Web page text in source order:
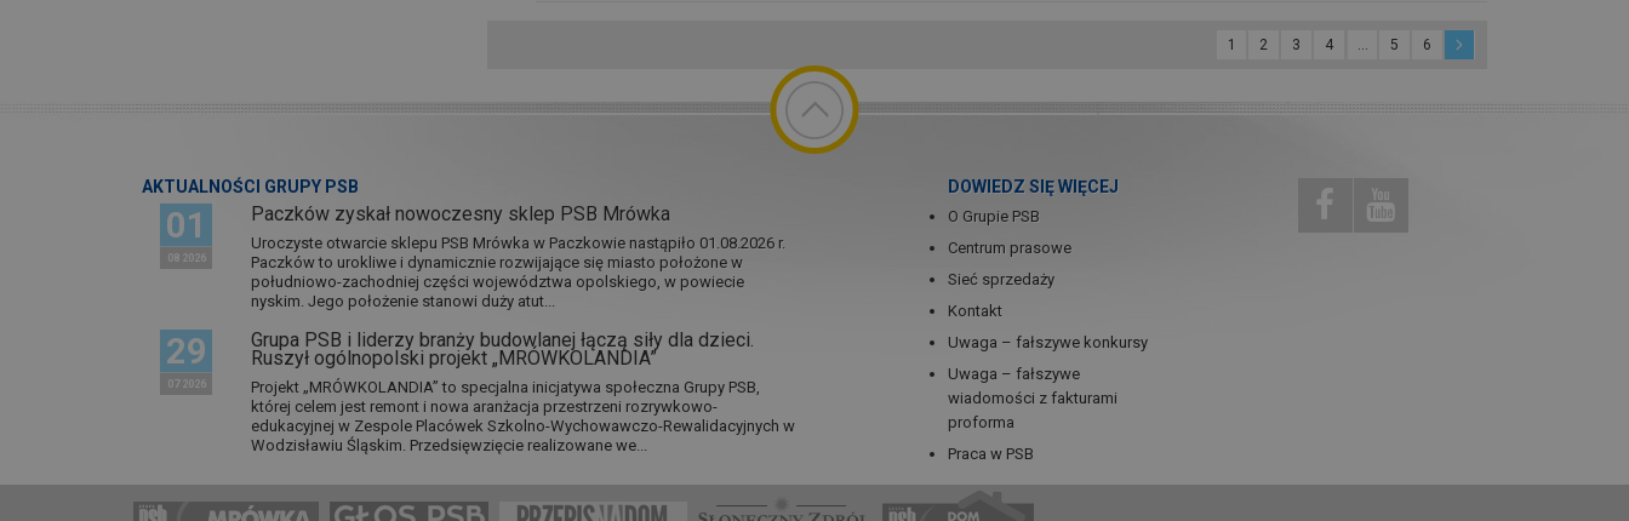
1 2 3 4 ... 5 6
AKTUALNOŚCI GRUPY PSB
01
08 2026
Paczków zyskał nowoczesny sklep PSB Mrówka
Uroczyste otwarcie sklepu PSB Mrówka w Paczkowie nastąpiło 01.08.2026 r.
Paczków to urokliwe i dynamicznie rozwijające się miasto położone w
południowo-zachodniej części województwa opolskiego, w powiecie
nyskim. Jego położenie stanowi duży atut...
29
07 2026
Grupa PSB i liderzy branży budowlanej łączą siły dla dzieci.
Ruszył ogólnopolski projekt „MRÓWKOLANDIA”
Projekt „MRÓWKOLANDIA” to specjalna inicjatywa społeczna Grupy PSB,
której celem jest remont i nowa aranżacja przestrzeni rozrywkowo-
edukacyjnej w Zespole Placówek Szkolno-Wychowawczo-Rewalidacyjnych w
Wodzisławiu Śląskim. Przedsięwzięcie realizowane we...
DOWIEDZ SIĘ WIĘCEJ
O Grupie PSB
Centrum prasowe
Sieć sprzedaży
Kontakt
Uwaga – fałszywe konkursy
Uwaga – fałszywe
wiadomości z fakturami
proforma
Praca w PSB